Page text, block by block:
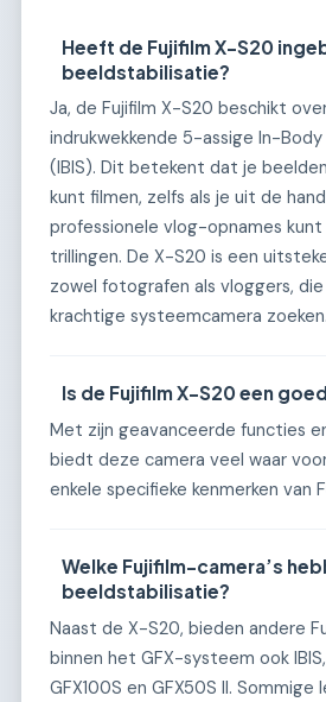
Heeft de Fujifilm X-S20
beeldstabilisatie?
Ja, de Fujifilm X-S20 beschikt
indrukwekkende 5-assige In-
(IBIS). Dit betekent dat je
kunt filmen, zelfs als je uit de
professionele vlog-opnames
trillingen. De X-S20 is een
zowel fotografen als vloggers,
krachtige systeemcamera zoeken.
Is de Fujifilm X-S20 een
Met zijn geavanceerde functies
biedt deze camera veel waar
enkele specifieke kenmerken van
Welke Fujifilm-camera’s
beeldstabilisatie?
Naast de X-S20, bieden andere
binnen het GFX-systeem ook
GFX100S en GFX50S II.